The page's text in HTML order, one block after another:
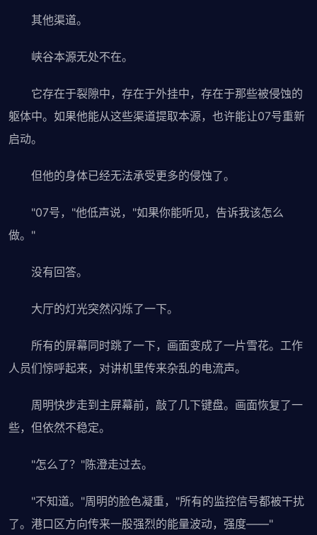
其他渠道。
峡谷本源无处不在。
它存在于裂隙中，存在于外挂中，存在于那些被侵蚀的
躯体中。如果他能从这些渠道提取本源，也许能让07号重新
启动。
但他的身体已经无法承受更多的侵蚀了。
"07号，"他低声说，"如果你能听见，告诉我该怎么
做。"
没有回答。
大厅的灯光突然闪烁了一下。
所有的屏幕同时跳了一下，画面变成了一片雪花。工作
人员们惊呼起来，对讲机里传来杂乱的电流声。
周明快步走到主屏幕前，敲了几下键盘。画面恢复了一
些，但依然不稳定。
"怎么了？"陈澄走过去。
"不知道。"周明的脸色凝重，"所有的监控信号都被干扰
了。港口区方向传来一股强烈的能量波动，强度——"